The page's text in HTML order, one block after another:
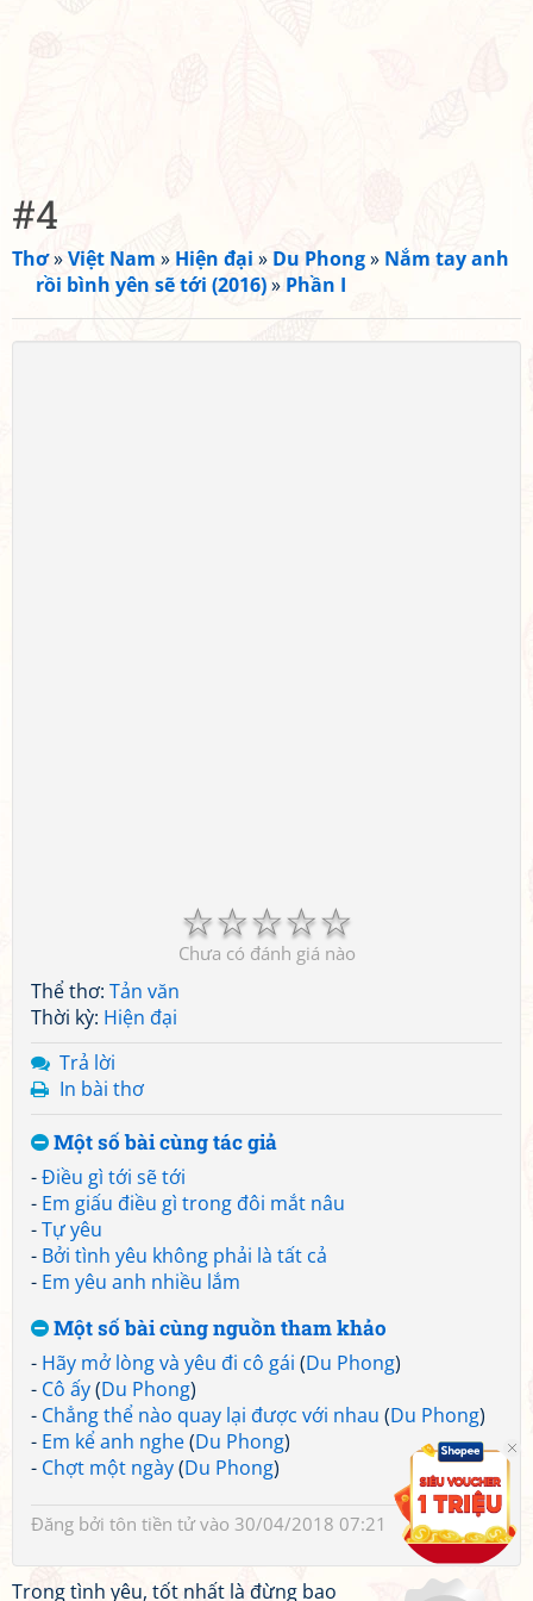
#4
Thơ»Việt Nam » Hiện đại » Du Phong» Nắm tay anh
rồi bình yên sẽ tới (2016)» Phần I
☆
☆
☆
☆
☆
Chưa có đánh giá nào
Thể thơ: Tản văn
Thời kỳ: Hiện đại
Trả lời
In bài thơ
Một số bài cùng tác giả
-Điều gì tới sẽ tới
- Em giấu điều gì trong đôi mắt nâu
-Tự yêu
- Bởi tình yêu không phải là tất cả
- Em yêu anh nhiều lắm
Một số bài cùng nguồn tham khảo
- Hãy mở lòng và yêu đi cô gái (Du Phong)
- Cô ấy(Du Phong)
- Chẳng thể nào quay lại được với nhau (Du Phong)
- Em kể anh nghe(Du Phong)
- Chợt một ngày(Du Phong)
Đăng bởi tôn tiền tửvào 30/04/2018 07:21
Trong tình yêu, tốt nhất là đừng bao